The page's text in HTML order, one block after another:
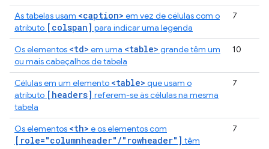
As tabelas usam <caption> em vez de células com o
atributo [colspan] para indicar uma legenda
7
Os elementos <td> em uma <table> grande têm um
ou mais cabeçalhos de tabela
10
Células em um elemento <table> que usam o
atributo [headers] referem-se às células na mesma
tabela
7
Os elementos <th> e os elementos com
[role="columnheader"/"rowheader"] têm
7